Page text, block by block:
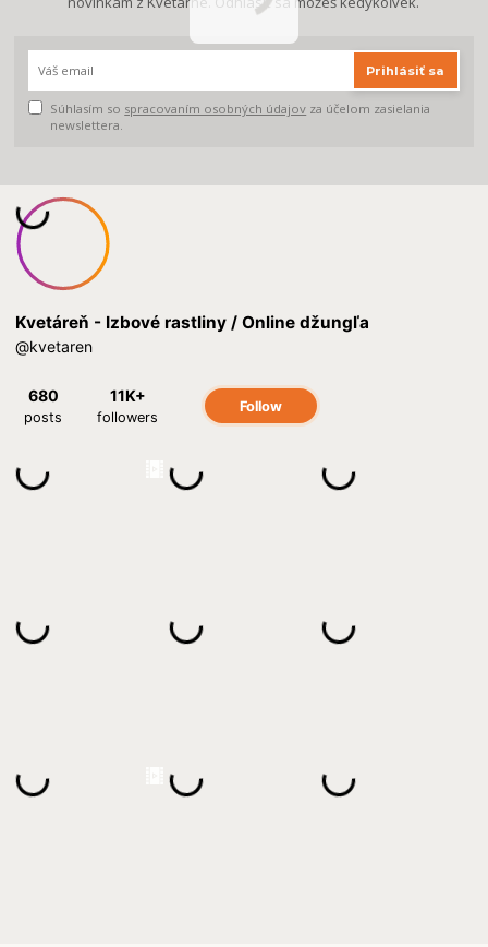
Prihlásiť sa
Súhlasím so spracovaním osobných údajov za účelom zasielania
newslettera.